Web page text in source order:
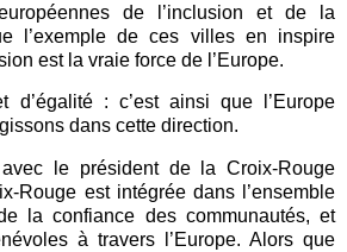
de l’inclusion et de la
l’exemple de ces villes en inspire
est la vraie force de l’Europe.
: c’est ainsi que l’Europe
dans cette direction.
le président de la Croix-Rouge
Rouge est intégrée dans l’ensemble
la confiance des communautés, et
à travers l’Europe. Alors que